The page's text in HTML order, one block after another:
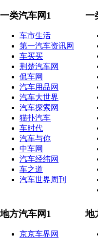
一类汽车网1
车市生活
第一汽车资讯网
车买买
荆楚汽车网
侃车网
汽车用品网
汽车大世界
汽车探索网
猫扑汽车
车时代
汽车与你
中车网
汽车经纬网
车之道
汽车世界周刊
一
地方汽车网1
京京车界网
地